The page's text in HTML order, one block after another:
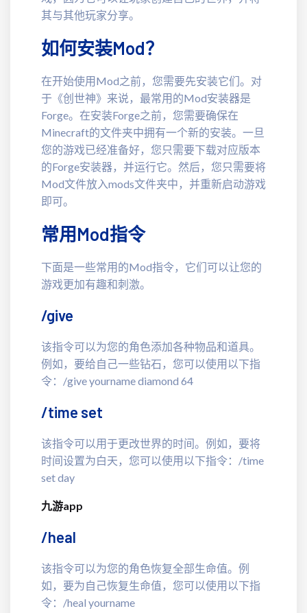
其与其他玩家分享。
如何安装Mod？
在开始使用Mod之前，您需要先安装它们。对
于《创世神》来说，最常用的Mod安装器是
Forge。在安装Forge之前，您需要确保在
Minecraft的文件夹中拥有一个新的安装。一旦
您的游戏已经准备好，您只需要下载对应版本
的Forge安装器，并运行它。然后，您只需要将
Mod文件放入mods文件夹中，并重新启动游戏
即可。
常用Mod指令
下面是一些常用的Mod指令，它们可以让您的
游戏更加有趣和刺激。
/give
该指令可以为您的角色添加各种物品和道具。
例如，要给自己一些钻石，您可以使用以下指
令：/give yourname diamond 64
/time set
该指令可以用于更改世界的时间。例如，要将
时间设置为白天，您可以使用以下指令：/time
set day
九游app
/heal
该指令可以为您的角色恢复全部生命值。例
如，要为自己恢复生命值，您可以使用以下指
令：/heal yourname